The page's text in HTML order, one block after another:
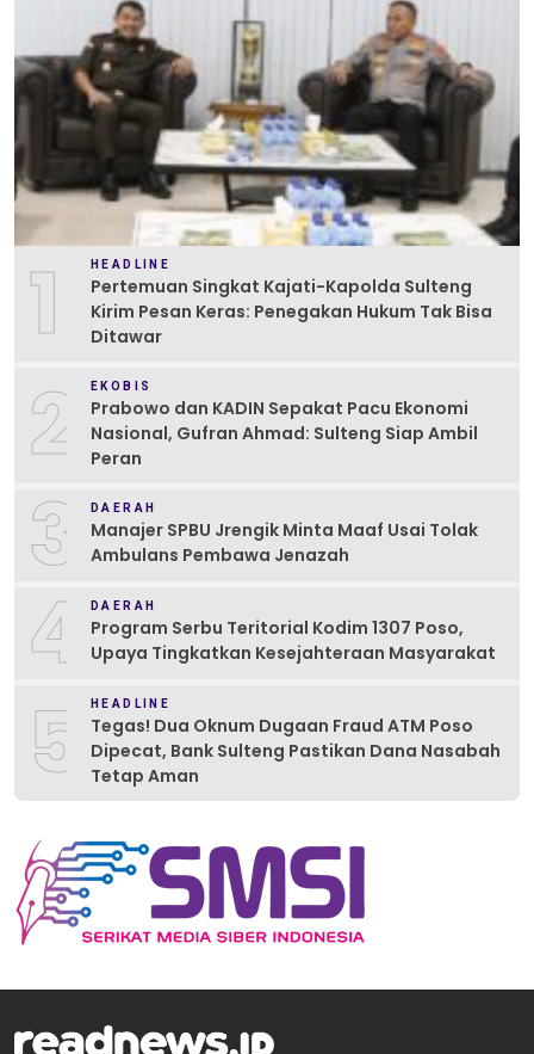
1 HEADLINE
Pertemuan Singkat Kajati-Kapolda Sulteng
Kirim Pesan Keras: Penegakan Hukum Tak Bisa
Ditawar
2 EKOBIS
Prabowo dan KADIN Sepakat Pacu Ekonomi
Nasional, Gufran Ahmad: Sulteng Siap Ambil
Peran
3 DAERAH
Manajer SPBU Jrengik Minta Maaf Usai Tolak
Ambulans Pembawa Jenazah
4 DAERAH
Program Serbu Teritorial Kodim 1307 Poso,
Upaya Tingkatkan Kesejahteraan Masyarakat
5 HEADLINE
Tegas! Dua Oknum Dugaan Fraud ATM Poso
Dipecat, Bank Sulteng Pastikan Dana Nasabah
Tetap Aman